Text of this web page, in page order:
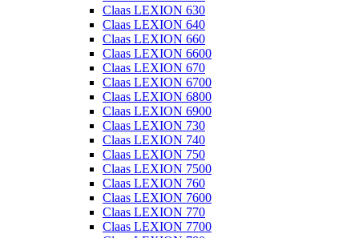
Claas LEXION 630
Claas LEXION 640
Claas LEXION 660
Claas LEXION 6600
Claas LEXION 670
Claas LEXION 6700
Claas LEXION 6800
Claas LEXION 6900
Claas LEXION 730
Claas LEXION 740
Claas LEXION 750
Claas LEXION 7500
Claas LEXION 760
Claas LEXION 7600
Claas LEXION 770
Claas LEXION 7700